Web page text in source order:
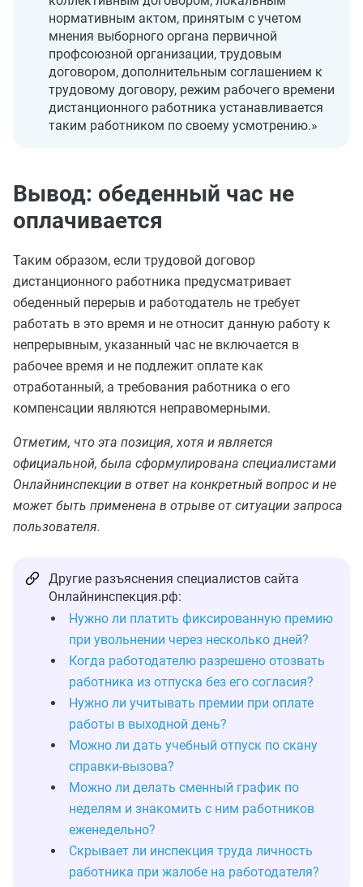
нормативным актом, принятым с учетом
мнения выборного органа первичной
профсоюзной организации, трудовым
договором, дополнительным соглашением к
трудовому договору, режим рабочего времени
дистанционного работника устанавливается
таким работником по своему усмотрению.»
Вывод: обеденный час не
оплачивается
Таким образом, если трудовой договор
дистанционного работника предусматривает
обеденный перерыв и работодатель не требует
работать в это время и не относит данную работу к
непрерывным, указанный час не включается в
рабочее время и не подлежит оплате как
отработанный, а требования работника о его
компенсации являются неправомерными.
Отметим, что эта позиция, хотя и является
официальной, была сформулирована специалистами
Онлайнинспекции в ответ на конкретный вопрос и не
может быть применена в отрыве от ситуации запроса
пользователя.
Другие разъяснения специалистов сайта
Онлайнинспекция.рф:
Нужно ли платить фиксированную премию
при увольнении через несколько дней?
Когда работодателю разрешено отозвать
работника из отпуска без его согласия?
Нужно ли учитывать премии при оплате
работы в выходной день?
Можно ли дать учебный отпуск по скану
справки‑вызова?
Можно ли делать сменный график по
неделям и знакомить с ним работников
еженедельно?
Скрывает ли инспекция труда личность
работника при жалобе на работодателя?